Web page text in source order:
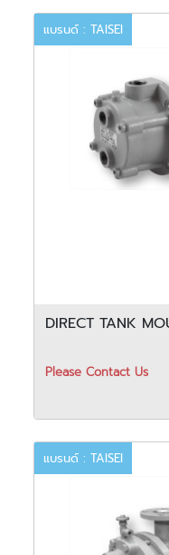
แบรนด์ : TAISEI
DIRECT TANK
Please Contact Us
แบรนด์ : TAISEI